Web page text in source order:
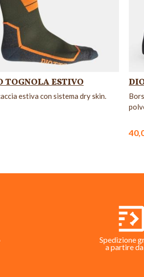
TOGNOLA ESTIVO
estiva con sistema dry skin.
Spedizione
a partire